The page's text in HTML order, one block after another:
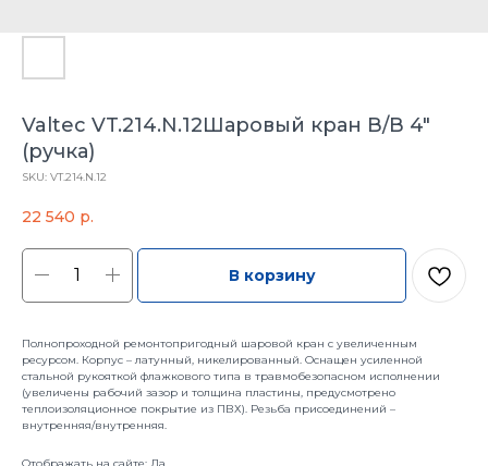
Valtec VT.214.N.12Шаровый кран В/В 4"
(ручка)
SKU: VT.214.N.12
22 540 р.
В корзину
Полнопроходной ремонтопригодный шаровой кран с увеличенным
ресурсом. Корпус – латунный, никелированный. Оснащен усиленной
стальной рукояткой флажкового типа в травмобезопасном исполнении
(увеличены рабочий зазор и толщина пластины, предусмотрено
теплоизоляционное покрытие из ПВХ). Резьба присоединений –
внутренняя/внутренняя.